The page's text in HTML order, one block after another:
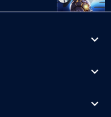
expand_more
expand_more
expand_more